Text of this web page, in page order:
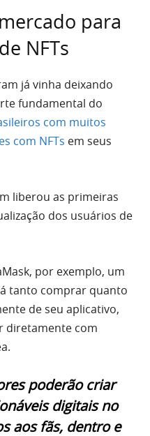
para
NFTs
já vinha deixando
fundamental do
com muitos
com NFTs em seus
liberou as primeiras
dos usuários de
por exemplo, um
tanto comprar quanto
de seu aplicativo,
diretamente com
poderão criar
​​digitais no
aos fãs, dentro e